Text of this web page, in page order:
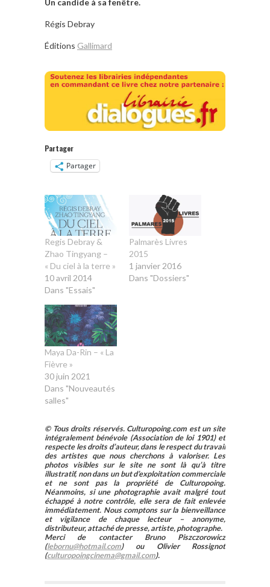
Un candide à sa fenêtre.
Régis Debray
Éditions Gallimard
Partager
Partager
Regis Debray &
Zhao Tingyang –
« Du ciel à la terre »
10 avril 2014
Dans "Essais"
Palmarès Livres
2015
1 janvier 2016
Dans "Dossiers"
Maya Da-Rin – « La
Fièvre »
30 juin 2021
Dans "Nouveautés
salles"
© Tous droits réservés. Culturopoing.com est un site
intégralement bénévole (Association de loi 1901) et
respecte les droits d’auteur, dans le respect du travail
des artistes que nous cherchons à valoriser. Les
photos visibles sur le site ne sont là qu’à titre
illustratif, non dans un but d’exploitation commerciale
et ne sont pas la propriété de Culturopoing.
Néanmoins, si une photographie avait malgré tout
échappé à notre contrôle, elle sera de fait enlevée
immédiatement. Nous comptons sur la bienveillance
et vigilance de chaque lecteur – anonyme,
distributeur, attaché de presse, artiste, photographe.
Merci de contacter Bruno Piszczorowicz
(lebornu@hotmail.com) ou Olivier Rossignot
(culturopoingcinema@gmail.com).